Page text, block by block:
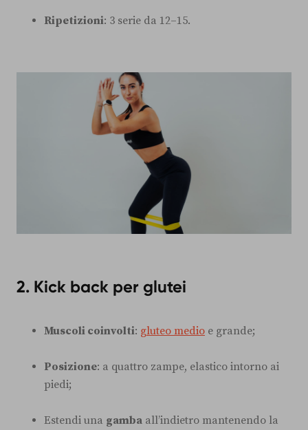
Ripetizioni: 3 serie da 12–15.
2. Kick back per glutei
Muscoli coinvolti: gluteo medio e grande;
Posizione: a quattro zampe, elastico intorno ai
piedi;
Estendi una gamba all’indietro mantenendo la